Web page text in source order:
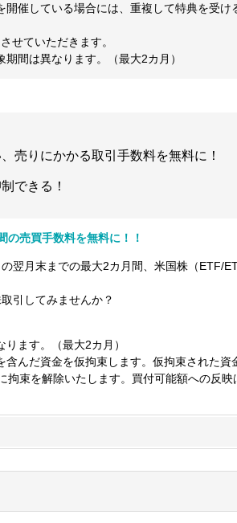
催している場合には、重複して特典を受け
せていただきます。
間は異なります。（最大2カ月）
売りにかかる取引手数料を無料に！
できる！
の売買手数料を無料に！！
翌月末までの最大2カ月間、米国株（ETF/
引してみませんか？
ます。（最大2カ月）
んだ資金を仮拘束します。仮拘束された資
束を解除いたします。買付可能額への反映